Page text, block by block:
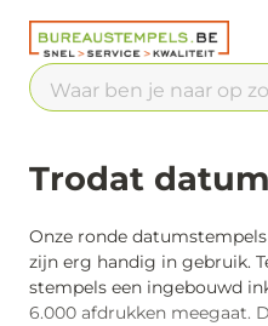
Chat 24/7
voor hulp
Contact
Trodat
Onze ronde
zijn erg handig in gebruik.
stempels een ingebouwd
6.000 afdrukken meegaat.